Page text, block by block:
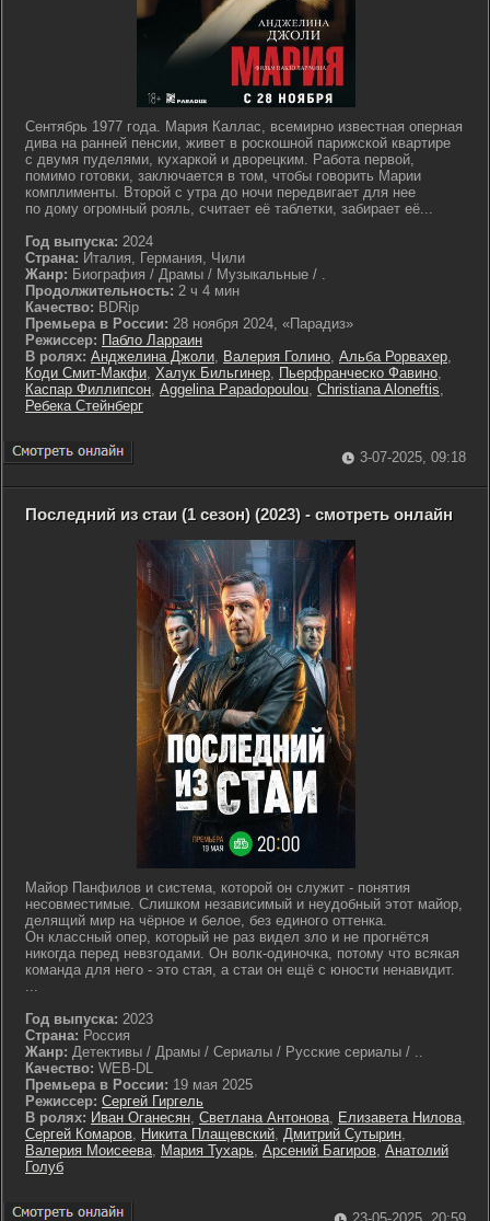
Сентябрь 1977 года. Мария Каллас, всемирно известная оперная
дива на ранней пенсии, живет в роскошной парижской квартире
с двумя пуделями, кухаркой и дворецким. Работа первой,
помимо готовки, заключается в том, чтобы говорить Марии
комплименты. Второй с утра до ночи передвигает для нее
по дому огромный рояль, считает её таблетки, забирает её...
Год выпуска: 2024
Страна: Италия, Германия, Чили
Жанр: Биография / Драмы / Музыкальные / .
Продолжительность: 2 ч 4 мин
Качество: BDRip
Премьера в России: 28 ноября 2024, «Парадиз»
Режиссер: Пабло Ларраин
В ролях: Анджелина Джоли, Валерия Голино, Альба Рорвахер,
Коди Смит-Макфи, Халук Бильгинер, Пьерфранческо Фавино,
Каспар Филлипсон, Aggelina Papadopoulou, Christiana Aloneftis,
Ребека Стейнберг
3-07-2025, 09:18
Последний из стаи (1 сезон) (2023) - смотреть онлайн
Майор Панфилов и система, которой он служит - понятия
несовместимые. Слишком независимый и неудобный этот майор,
делящий мир на чёрное и белое, без единого оттенка.
Он классный опер, который не раз видел зло и не прогнётся
никогда перед невзгодами. Он волк-одиночка, потому что всякая
команда для него - это стая, а стаи он ещё с юности ненавидит.
...
Год выпуска: 2023
Страна: Россия
Жанр: Детективы / Драмы / Сериалы / Русские сериалы / ..
Качество: WEB-DL
Премьера в России: 19 мая 2025
Режиссер: Сергей Гиргель
В ролях: Иван Оганесян, Светлана Антонова, Елизавета Нилова,
Сергей Комаров, Никита Плащевский, Дмитрий Сутырин,
Валерия Моисеева, Мария Тухарь, Арсений Багиров, Анатолий
Голуб